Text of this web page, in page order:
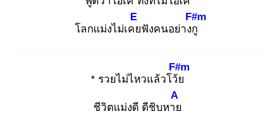
โลกแม่งไม่เคย
E
ฟังคนอย่างกู
F#m
* รวยไม่ไหวแล้วโว้ย
F#m
ชีวิตแม่งดี ดีชิบหาย
A